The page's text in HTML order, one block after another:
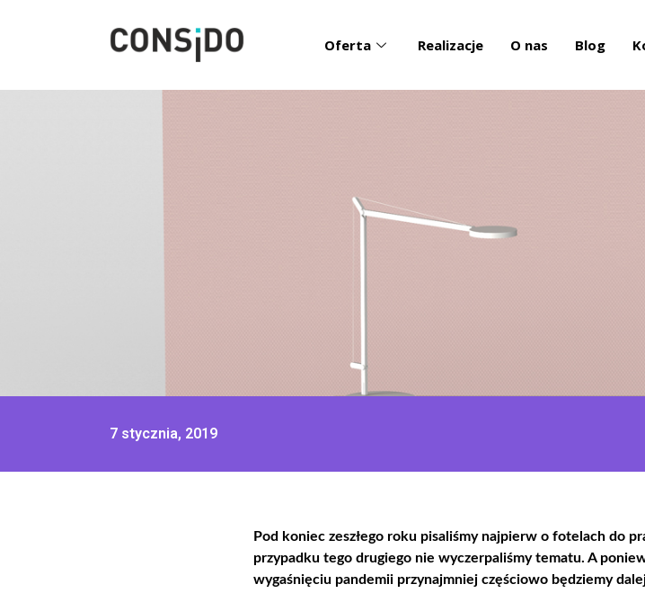
Oferta Realizacje O nas Blog
7 stycznia, 2019
Pod koniec zeszłego roku pisaliśmy najpierw o fotelach do
przypadku tego drugiego nie wyczerpaliśmy tematu. A
wygaśnięciu pandemii przynajmniej częściowo będziemy